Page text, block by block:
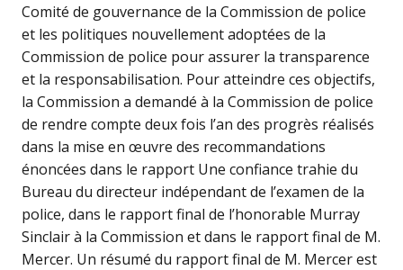
Comité de gouvernance de la Commission de police
et les politiques nouvellement adoptées de la
Commission de police pour assurer la transparence
et la responsabilisation. Pour atteindre ces objectifs,
la Commission a demandé à la Commission de police
de rendre compte deux fois l’an des progrès réalisés
dans la mise en œuvre des recommandations
énoncées dans le rapport Une confiance trahie du
Bureau du directeur indépendant de l’examen de la
police, dans le rapport final de l’honorable Murray
Sinclair à la Commission et dans le rapport final de M.
Mercer. Un résumé du rapport final de M. Mercer est